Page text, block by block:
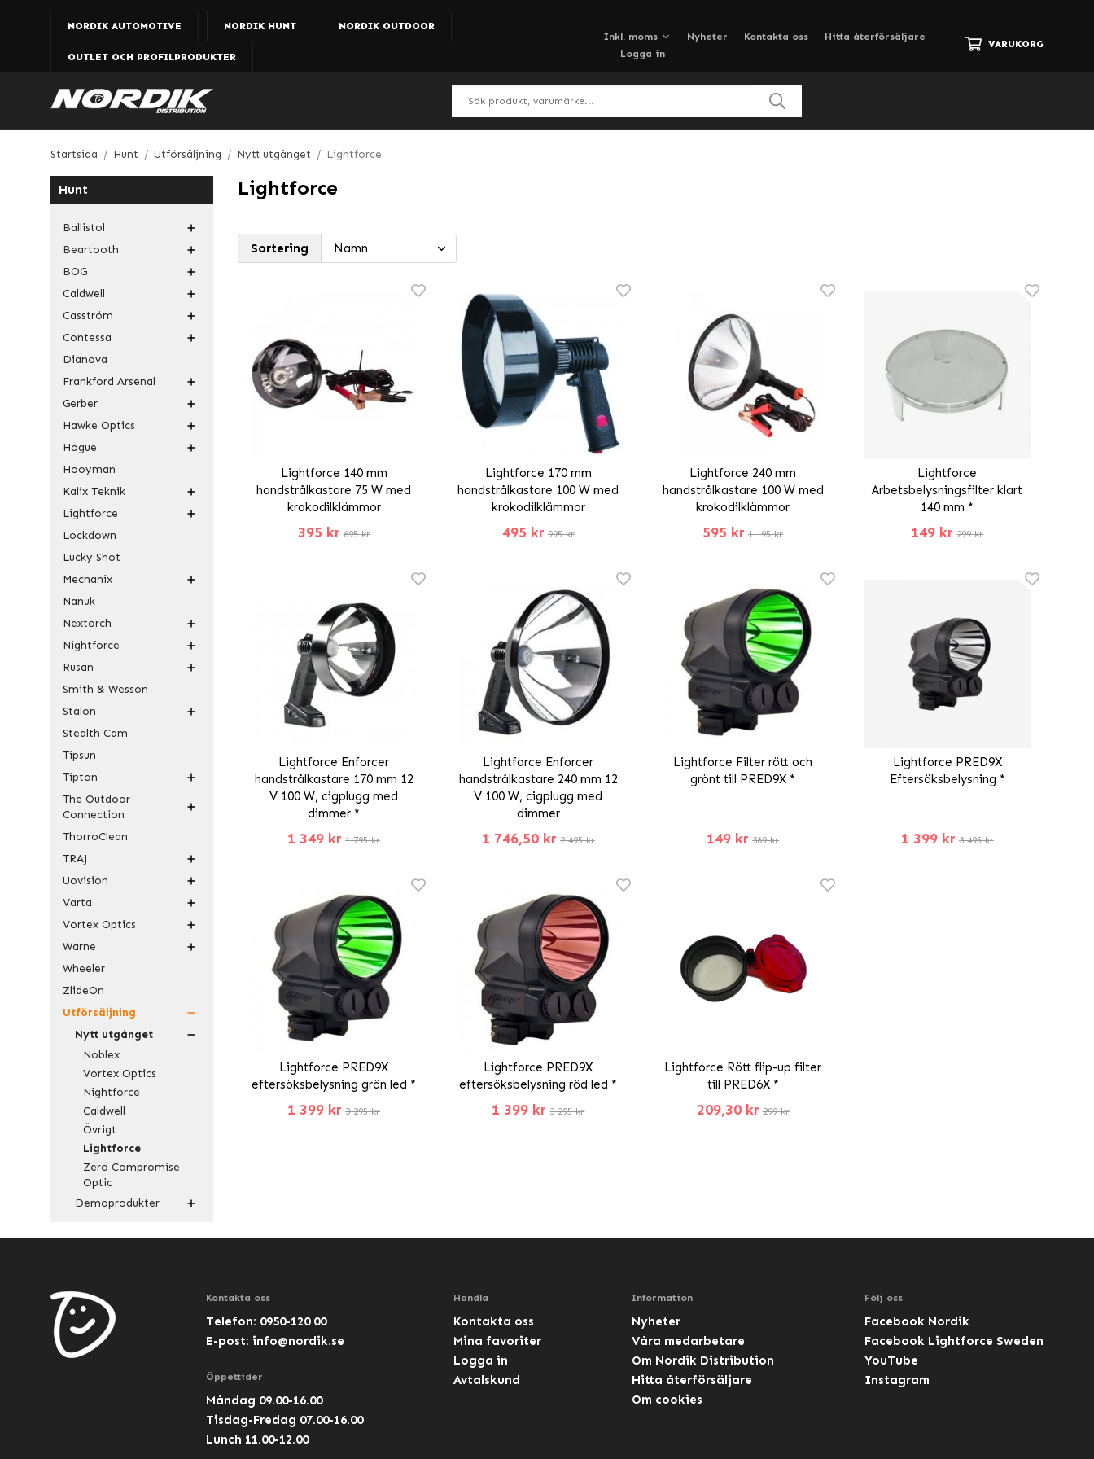
NORDIK AUTOMOTIVE NORDIK HUNT NORDIK OUTDOOR
OUTLET OCH PROFILPRODUKTER
Nyheter Kontakta oss
Hitta återförsäljare
Logga in
VARUKORG
Startsida / Hunt / Utförsäljning / Nytt utgånget / Lightforce
Hunt
Ballistol
Beartooth
BOG
Caldwell
Casström
Contessa
Dianova
Frankford Arsenal
Gerber
Hawke Optics
Hogue
Hooyman
Kalix Teknik
Lightforce
Lockdown
Lucky Shot
Mechanix
Nanuk
Nextorch
Nightforce
Rusan
Smith & Wesson
Stalon
Stealth Cam
Tipsun
Tipton
The Outdoor
Connection
ThorroClean
TRAJ
Uovision
Varta
Vortex Optics
Warne
Wheeler
ZlideOn
Utförsäljning
Nytt utgånget
Noblex
Vortex Optics
Nightforce
Caldwell
Övrigt
Lightforce
Zero Compromise
Optic
Demoprodukter
Lightforce
Sortering
Lightforce 140 mm
handstrålkastare 75 W med
krokodilklämmor
395 kr 695 kr
Lightforce 170 mm
handstrålkastare 100 W med
krokodilklämmor
495 kr 995 kr
Lightforce 240 mm
handstrålkastare 100 W med
krokodilklämmor
595 kr 1 195 kr
Lightforce
Arbetsbelysningsfilter klart
140 mm *
149 kr 299 kr
Lightforce Enforcer
handstrålkastare 170 mm 12
V 100 W, cigplugg med
dimmer *
1 349 kr 1 795 kr
Lightforce Enforcer
handstrålkastare 240 mm 12
V 100 W, cigplugg med
dimmer
1 746,50 kr 2 495 kr
Lightforce Filter rött och
grönt till PRED9X *
149 kr 369 kr
Lightforce PRED9X
Eftersöksbelysning *
1 399 kr 3 495 kr
Lightforce PRED9X
eftersöksbelysning grön led *
1 399 kr 3 295 kr
Lightforce PRED9X
eftersöksbelysning röd led *
1 399 kr 3 295 kr
Lightforce Rött flip-up filter
till PRED6X *
209,30 kr 299 kr
Kontakta oss
Telefon: 0950-120 00
E-post: info@nordik.se
Öppettider
Måndag 09.00-16.00
Tisdag-Fredag 07.00-16.00
Lunch 11.00-12.00
Handla
Kontakta oss
Mina favoriter
Logga in
Avtalskund
Information
Nyheter
Våra medarbetare
Om Nordik Distribution
Hitta återförsäljare
Om cookies
Följ oss
Facebook Nordik
Facebook Lightforce Sweden
YouTube
Instagram